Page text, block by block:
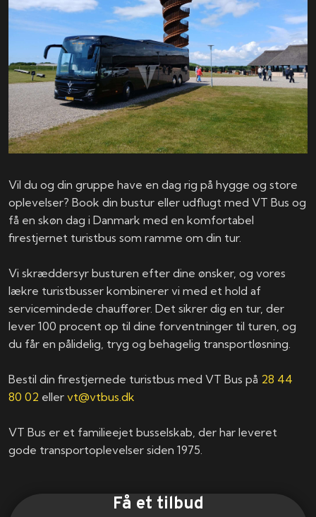
Vil du og din gruppe have en dag rig på hygge og store
oplevelser? Book din bustur eller udflugt med VT Bus og
få en skøn dag i Danmark med en komfortabel
firestjernet turistbus som ramme om din tur.
Vi skræddersyr busturen efter dine ønsker, og vores
lækre turistbusser kombinerer vi med et hold af
servicemindede chauffører. Det sikrer dig en tur, der
lever 100 procent op til dine forventninger til turen, og
du får en pålidelig, tryg og behagelig transportløsning.
Bestil din firestjernede turistbus med VT Bus på 28 44
80 02 ellervt@vtbus.dk
VT Bus er et familieejet busselskab, der har leveret
gode transportoplevelser siden 1975.
Få et tilbud